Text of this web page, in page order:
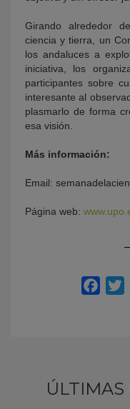
Girando alrededor
ciencia y tierra, un
los andaluces a
iniciativa, los
participantes sobre
interesante al
plasmarlo de forma
esa visión.
Más información:
Email:
Página web: